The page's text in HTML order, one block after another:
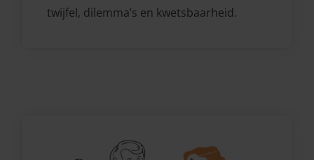
twijfel, dilemma’s en kwetsbaarheid.